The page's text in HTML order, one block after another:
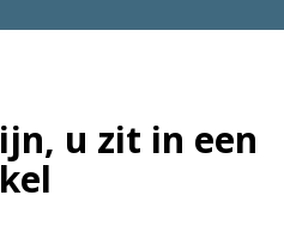
u zit in een